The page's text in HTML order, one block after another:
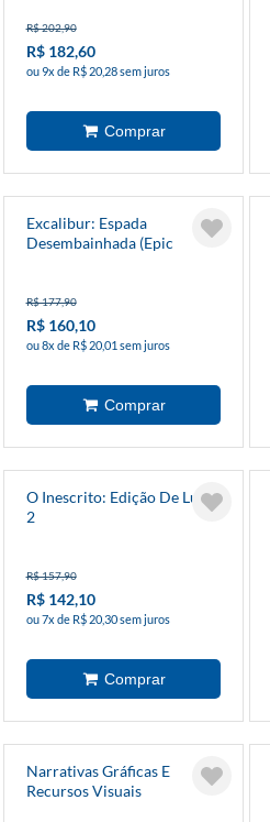
R$ 202,90
R$ 182,60
ou 9x de R$ 20,28 sem juros
Excalibur: Espada
Desembainhada (Epic
R$ 177,90
R$ 160,10
ou 8x de R$ 20,01 sem juros
O Inescrito: Edição De Luxo
2
R$ 157,90
R$ 142,10
ou 7x de R$ 20,30 sem juros
Narrativas Gráficas E
Recursos Visuais